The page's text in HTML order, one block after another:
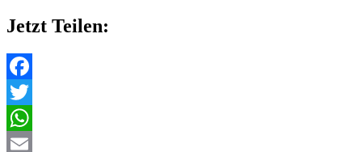
Jetzt Teilen:
Facebook
Twitter
WhatsApp